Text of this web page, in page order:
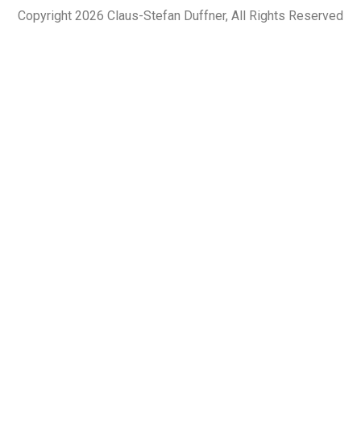
Copyright 2026 Claus-Stefan Duffner, All Rights Reserved